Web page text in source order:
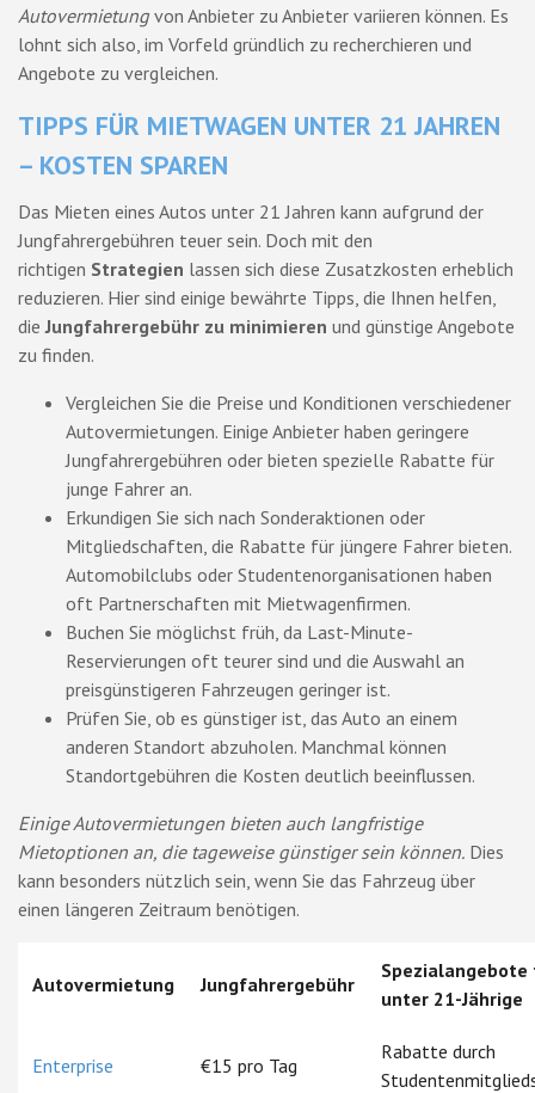
Autovermietung von Anbieter zu Anbieter variieren können. Es
lohnt sich also, im Vorfeld gründlich zu recherchieren und
Angebote zu vergleichen.
TIPPS FÜR MIETWAGEN UNTER 21 JAHREN
– KOSTEN SPAREN
Das Mieten eines Autos unter 21 Jahren kann aufgrund der
Jungfahrergebühren teuer sein. Doch mit den
richtigen Strategien lassen sich diese Zusatzkosten erheblich
reduzieren. Hier sind einige bewährte Tipps, die Ihnen helfen,
dieJungfahrergebühr zu minimieren und günstige Angebote
zu finden.
Vergleichen Sie die Preise und Konditionen verschiedener
Autovermietungen. Einige Anbieter haben geringere
Jungfahrergebühren oder bieten spezielle Rabatte für
junge Fahrer an.
Erkundigen Sie sich nach Sonderaktionen oder
Mitgliedschaften, die Rabatte für jüngere Fahrer bieten.
Automobilclubs oder Studentenorganisationen haben
oft Partnerschaften mit Mietwagenfirmen.
Buchen Sie möglichst früh, da Last-Minute-
Reservierungen oft teurer sind und die Auswahl an
preisgünstigeren Fahrzeugen geringer ist.
Prüfen Sie, ob es günstiger ist, das Auto an einem
anderen Standort abzuholen. Manchmal können
Standortgebühren die Kosten deutlich beeinflussen.
Einige Autovermietungen bieten auch langfristige
Mietoptionen an, die tageweise günstiger sein können. Dies
kann besonders nützlich sein, wenn Sie das Fahrzeug über
einen längeren Zeitraum benötigen.
Autovermietung Jungfahrergebühr
Spezialangebote
unter 21-Jährige
Enterprise €15 pro Tag
Rabatte durch